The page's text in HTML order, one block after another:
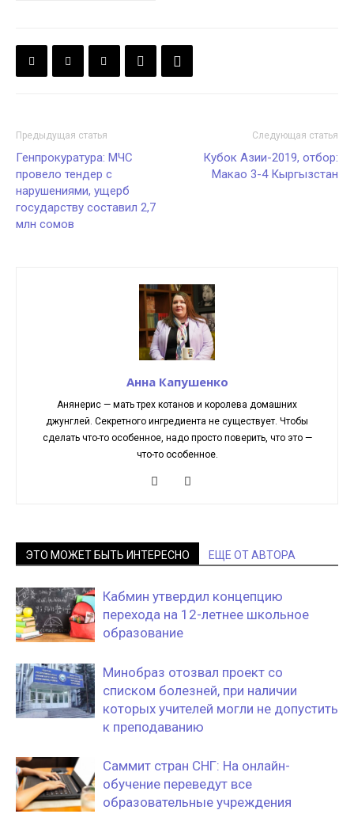
Предыдущая статья
Генпрокуратура: МЧС
провело тендер с
нарушениями, ущерб
государству составил 2,7
млн сомов
Следующая статья
Кубок Азии-2019, отбор:
Макао 3-4 Кыргызстан
Анна Капушенко
Анянерис — мать трех котанов и королева домашних
джунглей. Секретного ингредиента не существует. Чтобы
сделать что-то особенное, надо просто поверить, что это —
что-то особенное.
ЭТО МОЖЕТ БЫТЬ ИНТЕРЕСНО ЕЩЕ ОТ АВТОРА
Кабмин утвердил концепцию
перехода на 12-летнее школьное
образование
Минобраз отозвал проект со
списком болезней, при наличии
которых учителей могли не допустить
к преподаванию
Саммит стран СНГ: На онлайн-
обучение переведут все
образовательные учреждения